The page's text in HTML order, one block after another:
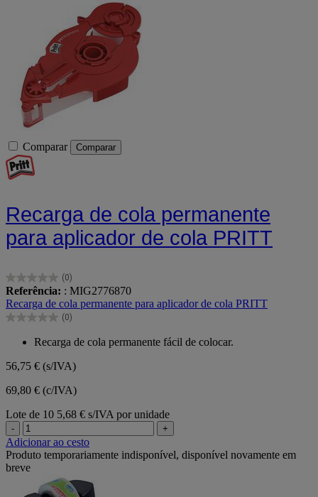
Comparar Comparar
Recarga de cola permanente
para aplicador de cola PRITT
(0)
0.0
em
5
estrelas.
Referência: : MIG2776870
Recarga de cola permanente para aplicador de cola PRITT
(0)
0.0
estrelas.
Recarga de cola permanente fácil de colocar.
56,75 € (s/IVA)
69,80 € (c/IVA)
Lote de 10 5,68 € s/IVA por unidade
- +
Adicionar ao cesto
Produto temporariamente indisponível, disponível novamente em
breve